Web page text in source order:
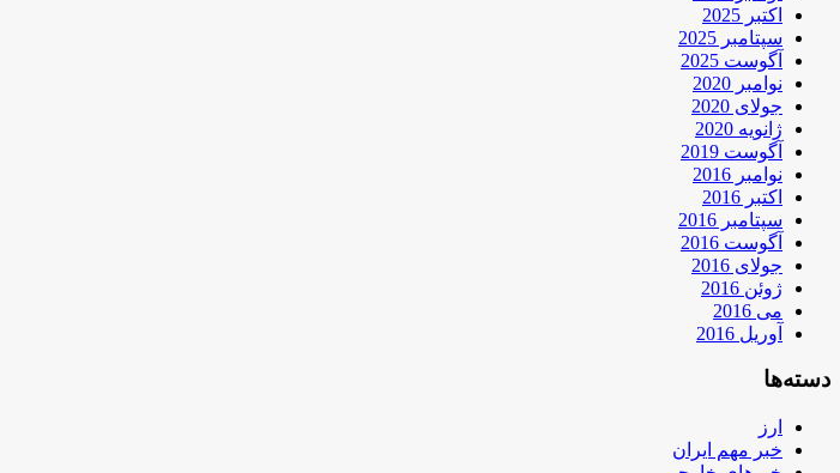
اکتبر 2025
سپتامبر 2025
آگوست 2025
نوامبر 2020
جولای 2020
ژانویه 2020
آگوست 2019
نوامبر 2016
اکتبر 2016
سپتامبر 2016
آگوست 2016
جولای 2016
ژوئن 2016
می 2016
آوریل 2016
دسته‌ها
ارز
خبر مهم ایران